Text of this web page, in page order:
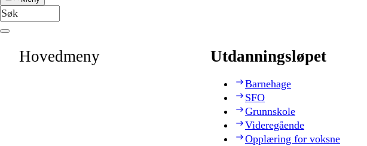
Hovedmeny Utdanningsløpet
Barnehage
SFO
Grunnskole
Videregående
Opplæring for voksne